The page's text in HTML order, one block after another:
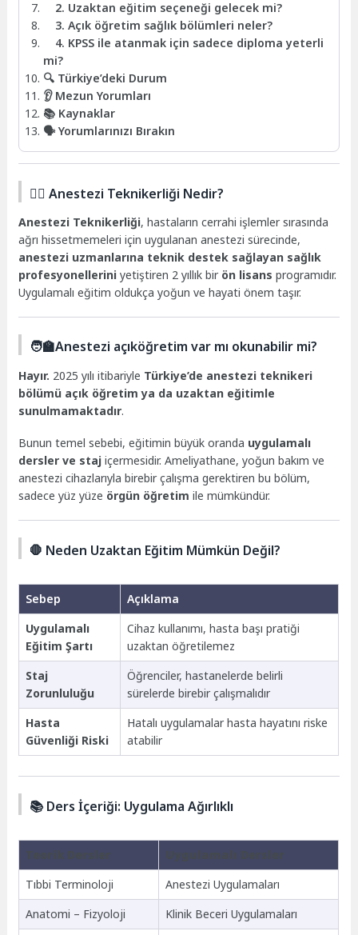
2. Uzaktan eğitim seçeneği gelecek mi?
3. Açık öğretim sağlık bölümleri neler?
4. KPSS ile atanmak için sadece diploma yeterli
mi?
🔍 Türkiye’deki Durum
👂 Mezun Yorumları
📚 Kaynaklar
🗣️ Yorumlarınızı Bırakın
👩‍⚕️ Anestezi Teknikerliği Nedir?
Anestezi Teknikerliği, hastaların cerrahi işlemler sırasında
ağrı hissetmemeleri için uygulanan anestezi sürecinde,
anestezi uzmanlarına teknik destek sağlayan sağlık
profesyonellerini yetiştiren 2 yıllık bir ön lisans programıdır.
Uygulamalı eğitim oldukça yoğun ve hayati önem taşır.
🧑‍🏫Anestezi açıköğretim var mı okunabilir mi?
Hayır. 2025 yılı itibariyle Türkiye’de anestezi teknikeri
bölümü açık öğretim ya da uzaktan eğitimle
sunulmamaktadır.
Bunun temel sebebi, eğitimin büyük oranda uygulamalı
dersler ve staj içermesidir. Ameliyathane, yoğun bakım ve
anestezi cihazlarıyla birebir çalışma gerektiren bu bölüm,
sadece yüz yüze örgün öğretim ile mümkündür.
🛑 Neden Uzaktan Eğitim Mümkün Değil?
Sebep
Açıklama
Uygulamalı
Eğitim Şartı
Cihaz kullanımı, hasta başı pratiği
uzaktan öğretilemez
Staj
Zorunluluğu
Öğrenciler, hastanelerde belirli
sürelerde birebir çalışmalıdır
Hasta
Güvenliği Riski
Hatalı uygulamalar hasta hayatını riske
atabilir
📚 Ders İçeriği: Uygulama Ağırlıklı
Tıbbi Terminoloji
Anestezi Uygulamaları
Anatomi – Fizyoloji
Klinik Beceri Uygulamaları